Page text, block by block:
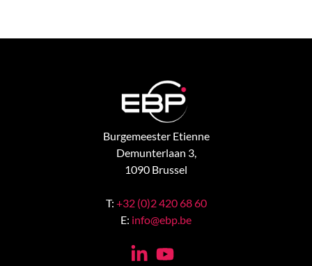
Burgemeester Etienne
Demunterlaan 3,
1090 Brussel
T: +32 (0)2 420 68 60
E: info@ebp.be